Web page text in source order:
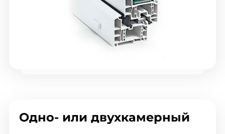
Одно- или двухкамерный